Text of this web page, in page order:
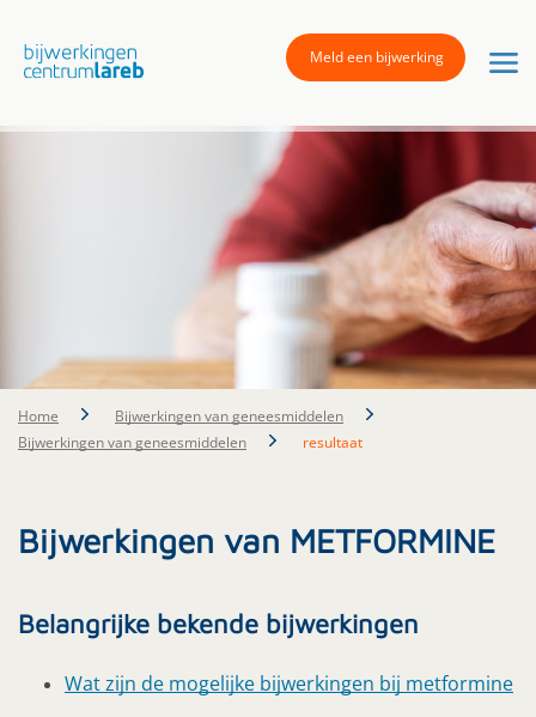
Meld een bijwerking
Home
Bijwerkingen van geneesmiddelen
Bijwerkingen van geneesmiddelen
resultaat
Bijwerkingen van METFORMINE
Belangrijke bekende bijwerkingen
Wat zijn de mogelijke bijwerkingen bij metformine